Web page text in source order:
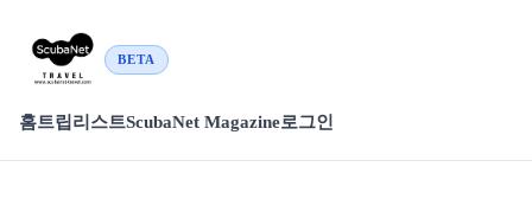
BETA
홈트립리스트ScubaNet Magazine로그인